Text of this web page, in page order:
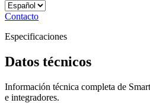
Contacto
Especificaciones
Datos técnicos
Información técnica completa de
e integradores.